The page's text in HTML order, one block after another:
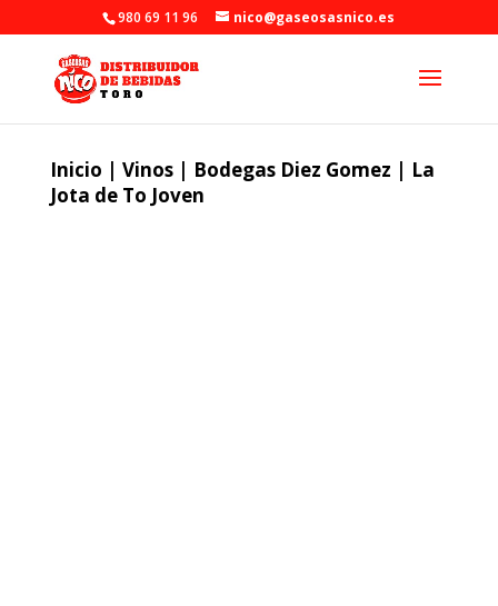
980 69 11 96 nico@gaseosasnico.es
Inicio | Vinos| Bodegas Diez Gomez | La
Jota de To Joven